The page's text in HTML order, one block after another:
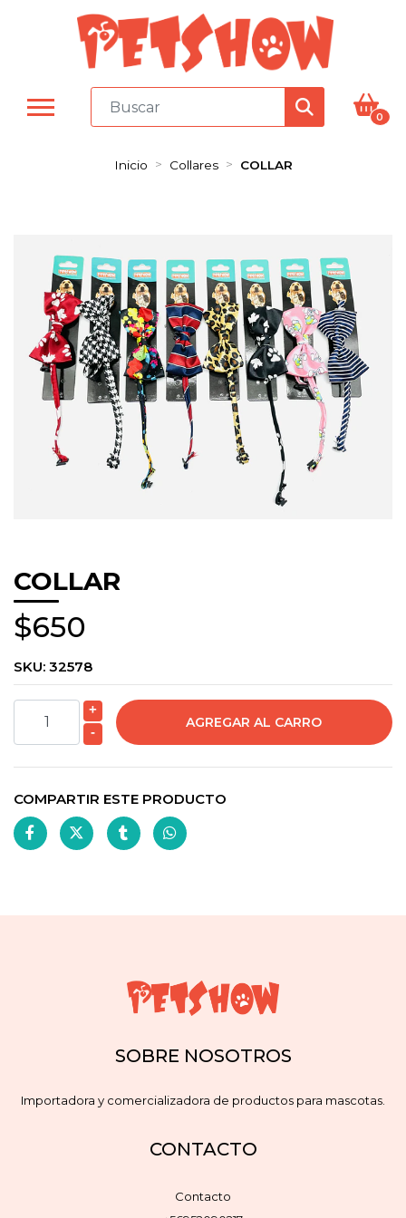
0
Inicio Collares COLLAR
COLLAR
$650
SKU: 32578
+
-
COMPARTIR ESTE PRODUCTO
SOBRE NOSOTROS
Importadora y comercializadora de productos para mascotas.
CONTACTO
Contacto